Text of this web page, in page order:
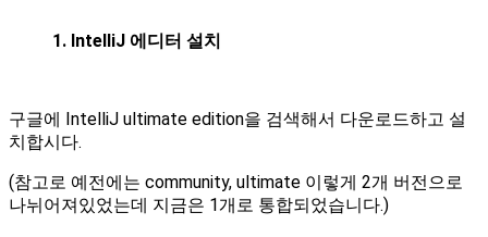
1. IntelliJ 에디터 설치
구글에 IntelliJ ultimate edition을 검색해서 다운로드하고 설
치합시다.
(참고로 예전에는 community, ultimate 이렇게 2개 버전으로
나뉘어져있었는데 지금은 1개로 통합되었습니다.)